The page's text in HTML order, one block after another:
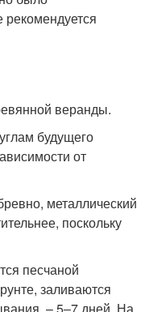
рекомендуется
веранды.
будущего
от
металлический
поскольку
песчаной
заливаются